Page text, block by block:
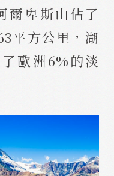
爾卑斯山佔了
平方公里，湖
歐洲6%的淡